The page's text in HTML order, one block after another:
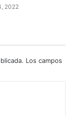
2022
Los campos